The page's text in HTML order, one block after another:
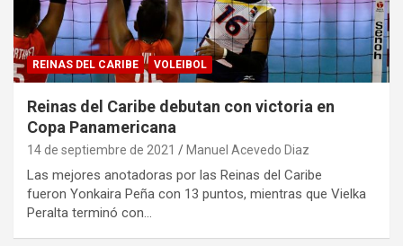
REINAS DEL CARIBE VOLEIBOL
Reinas del Caribe debutan con victoria en
Copa Panamericana
14 de septiembre de 2021 Manuel Acevedo Diaz
Las mejores anotadoras por las Reinas del Caribe
fueron Yonkaira Peña con 13 puntos, mientras que Vielka
Peralta terminó con…